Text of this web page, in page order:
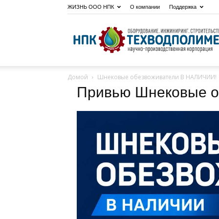
ЖИЗНЬ ООО НПК О компании Поддержка
Домой Шнековые обезвоживатели В НАЛИЧИИ!
Привью Шнековые